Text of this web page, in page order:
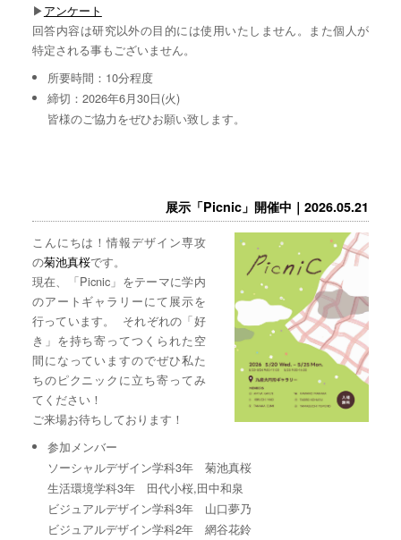
▶︎アンケート
回答内容は研究以外の目的には使用いたしません。また個人が
特定される事もございません。
所要時間：10分程度
締切：2026年6月30日(火)
皆様のご協力をぜひお願い致します。
展示「Picnic」開催中｜2026.05.21
こんにちは！情報デザイン専攻
の菊池真桜です。
現在、「Picnic」をテーマに学内
のアートギャラリーにて展示を
行っています。 それぞれの「好
き」を持ち寄ってつくられた空
間になっていますのでぜひ私た
ちのピクニックに立ち寄ってみ
てください！
ご来場お待ちしております！
参加メンバー
ソーシャルデザイン学科3年 菊池真桜
生活環境学科3年 田代小桜,田中和泉
ビジュアルデザイン学科3年 山口夢乃
ビジュアルデザイン学科2年 網谷花鈴